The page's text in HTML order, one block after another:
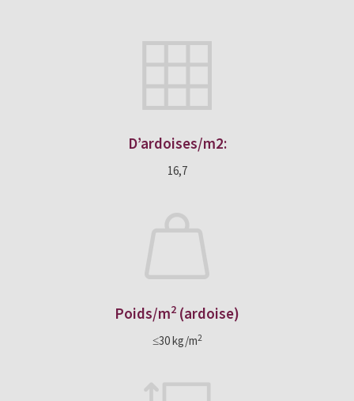
D’ardoises/m2:
16,7
Poids/m2 (ardoise)
≤30 kg/m2